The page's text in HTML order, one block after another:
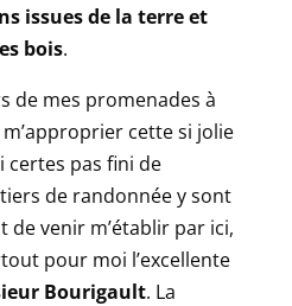
issues de la terre et
bois.
de mes promenades à
cette si jolie
certes pas fini de
de randonnée y sont
de venir m’établir par ici,
pour moi l’excellente
Bourigault. La